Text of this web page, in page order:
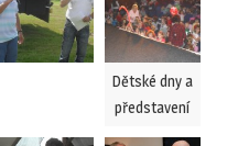
Dětské dny a
představení